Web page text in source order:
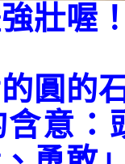
壯喔
圓的
意：